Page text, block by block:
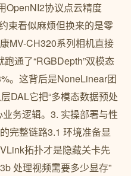
OpenNI2协议点云精度
束看似麻烦但换来的是零
MV-CH320系列相机直接
通了“RGBDepth”双模态
。这背后是NoneLinear团
DAL它把“多模态数据预处
务逻辑。3. 实操部署与性
完整链路3.1 环境准备显
拓扑才是隐藏关卡先
处理视频需要多少显存”